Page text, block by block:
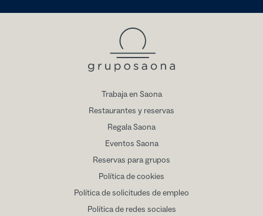
Trabaja en Saona
Restaurantes y reservas
Regala Saona
Eventos Saona
Reservas para grupos
Política de cookies
Política de solicitudes de empleo
Política de redes sociales